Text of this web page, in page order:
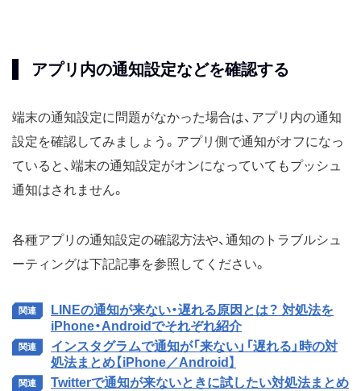
アプリ内の通知設定などを確認する
端末の通知設定に問題がなかった場合は、アプリ内の通知
設定を確認してみましょう。アプリ側で通知がオフになっ
ていると、端末の通知設定がオンになっていてもプッシュ
通知はされません。
各種アプリの通知設定の確認方法や、通知のトラブルシュ
ーティングは下記記事を参照してください。
LINEの通知が来ない・遅れる原因とは？ 対処法を
iPhone・Androidでそれぞれ紹介
インスタグラムで通知が「来ない」「遅れる」時の対
処法まとめ【iPhone／Android】
Twitterで通知が来ないときに試したい対処法まとめ